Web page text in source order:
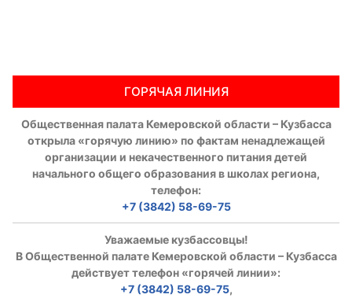
ГОРЯЧАЯ ЛИНИЯ
Общественная палата Кемеровской области – Кузбасса
открыла «горячую линию» по фактам ненадлежащей
организации и некачественного питания детей
начального общего образования в школах региона,
телефон:
+7 (3842) 58-69-75
Уважаемые кузбассовцы!
В Общественной палате Кемеровской области – Кузбасса
действует телефон «горячей линии»:
+7 (3842) 58-69-75,